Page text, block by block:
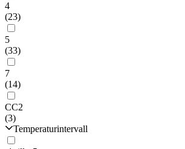
4
(23)
5
(33)
7
(14)
CC2
(3)
Temperaturintervall